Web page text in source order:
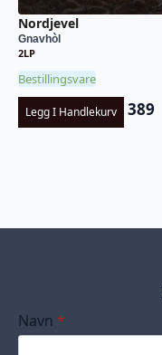
Nordjevel
Gnavhòl
2LP
Bestillingsvare
Legg I Handlekurv 389
Navn *